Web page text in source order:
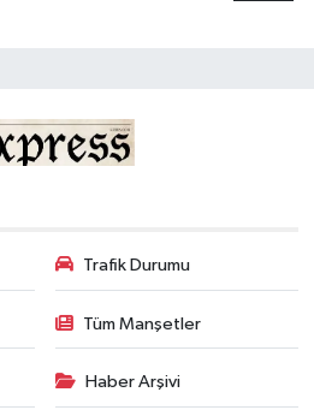
Trafik Durumu
Tüm Manşetler
Haber Arşivi